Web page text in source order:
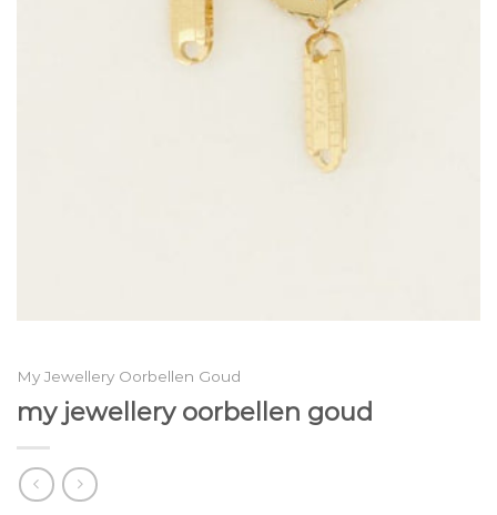
My Jewellery Oorbellen Goud
my jewellery oorbellen goud